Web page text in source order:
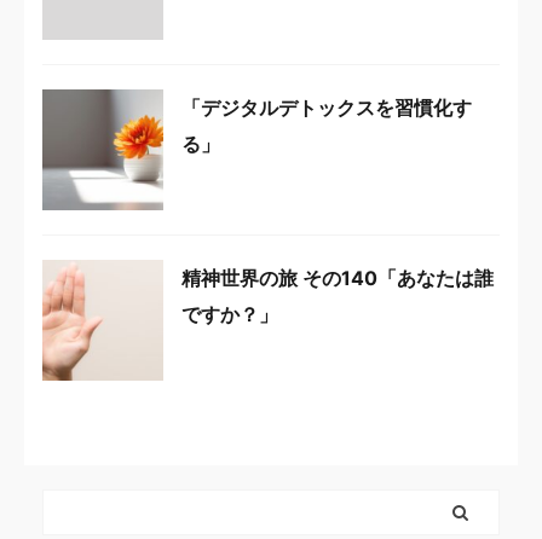
「デジタルデトックスを習慣化す
る」
精神世界の旅 その140「あなたは誰
ですか？」